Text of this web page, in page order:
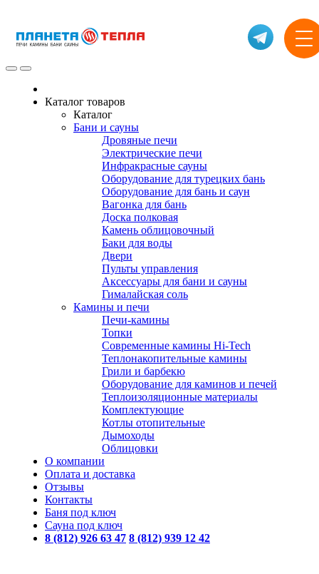
Каталог товаров
Каталог
Бани и сауны
Дровяные печи
Электрические печи
Инфракрасные сауны
Оборудование для турецких бань
Оборудование для бань и саун
Вагонка для бань
Доска полковая
Камень облицовочный
Баки для воды
Двери
Пульты управления
Аксессуары для бани и сауны
Гималайская соль
Камины и печи
Печи-камины
Топки
Современные камины Hi-Tech
Теплонакопительные камины
Грили и барбекю
Оборудование для каминов и печей
Теплоизоляционные материалы
Комплектующие
Котлы отопительные
Дымоходы
Облицовки
О компании
Оплата и доставка
Отзывы
Контакты
Баня под ключ
Сауна под ключ
8 (812) 926 63 47 8 (812) 939 12 42